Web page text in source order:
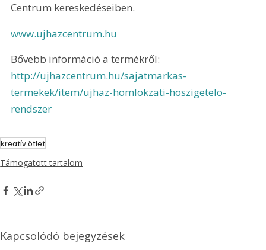
Centrum kereskedéseiben.
www.ujhazcentrum.hu
Bővebb információ a termékről:
http://ujhazcentrum.hu/sajatmarkas-
termekek/item/ujhaz-homlokzati-hoszigetelo-
rendszer
kreatív ötlet
Támogatott tartalom
Kapcsolódó bejegyzések